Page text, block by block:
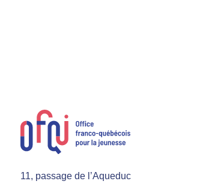
11, passage de l’Aqueduc